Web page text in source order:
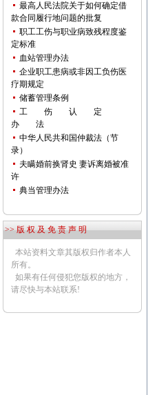
最高人民法院关于如何确定借
款合同履行地问题的批复
职工工伤与职业病致残程度鉴
定标准
血站管理办法
企业职工患病或非因工负伤医
疗期规定
储蓄管理条例
工 伤 认 定
办 法
中华人民共和国仲裁法（节
录）
夫瞒婚前换肾史 妻诉离婚被准
许
典当管理办法
>> 版 权 及 免 责 声 明
本站资料文章其版权归作者本人
所有。
如果有任何侵犯您版权的地方，
请尽快与本站联系!